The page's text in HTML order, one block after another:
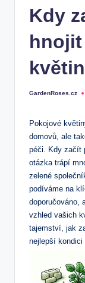
Kdy
Posted
GardenRoses.cz
Pokojové
domovů, ale
péči. Kdy začít
otázka trápí
zelené
podíváme na
doporučováno,
vzhled vašich
tajemství, jak
nejlepší kondici